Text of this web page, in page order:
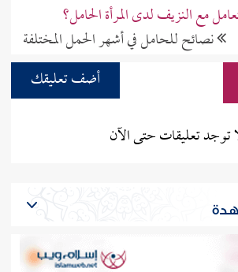
مع النزيف لدى المرأة الحامل؟
نصائح للحامل في أشهر الحمل المختلفة
أضف تعليقك
توجد تعليقات حتى الآن